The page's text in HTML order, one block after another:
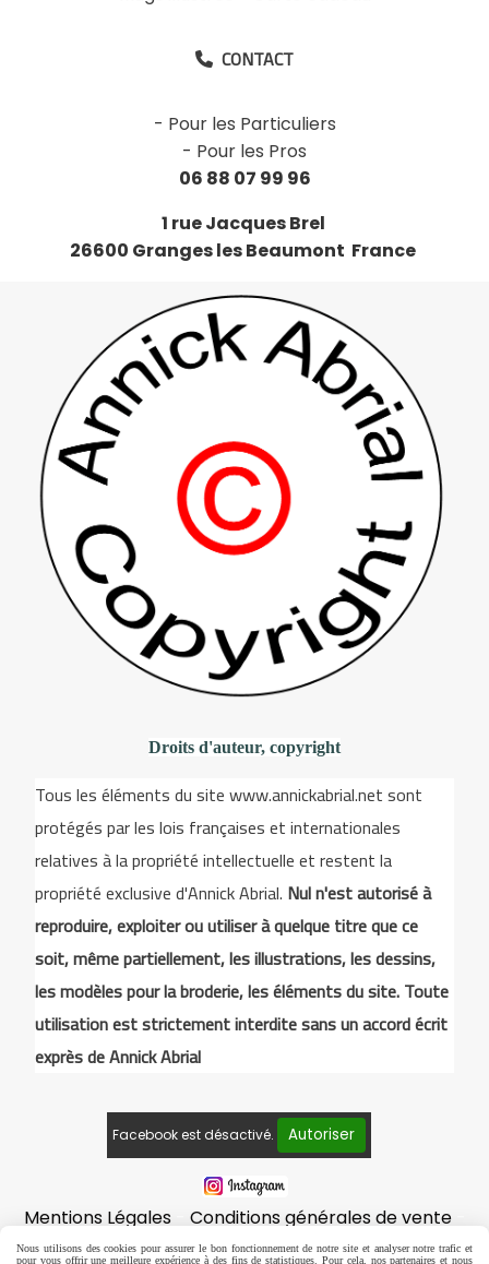
 CONTACT
- Pour les Particuliers
- Pour les Pros
06 88 07 99 96
1 rue Jacques Brel
26600 Granges les Beaumont France
Droits d'auteur, copyright
Tous les éléments du site www.annickabrial.net sont
protégés par les lois françaises et internationales
relatives à la propriété intellectuelle et restent la
propriété exclusive d'Annick Abrial. Nul n'est autorisé à
reproduire, exploiter ou utiliser à quelque titre que ce
soit, même partiellement, les illustrations, les dessins,
les modèles pour la broderie, les éléments du site. Toute
utilisation est strictement interdite sans un accord écrit
exprès de Annick Abrial
Facebook est désactivé. Autoriser
Mentions Légales
Conditions générales de vente
Politique de confidentialité
Gestion cookies
Nous utilisons des cookies pour assurer le bon fonctionnement de notre site et analyser notre trafic et
pour vous offrir une meilleure expérience à des fins de statistiques. Pour cela, nos partenaires et nous